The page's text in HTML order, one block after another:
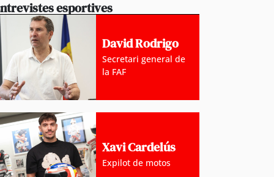
esportives
David Rodrigo
Secretari general de
la FAF
Xavi Cardelús
Expilot de motos